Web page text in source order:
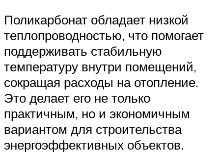
Поликарбонат обладает низкой
теплопроводностью, что помогает
поддерживать стабильную
температуру внутри помещений,
сокращая расходы на отопление.
Это делает его не только
практичным, но и экономичным
вариантом для строительства
энергоэффективных объектов.